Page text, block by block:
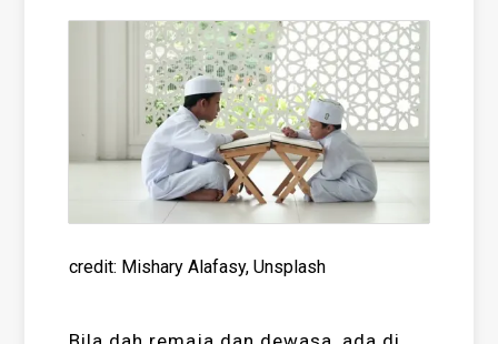
credit: Mishary Alafasy, Unsplash